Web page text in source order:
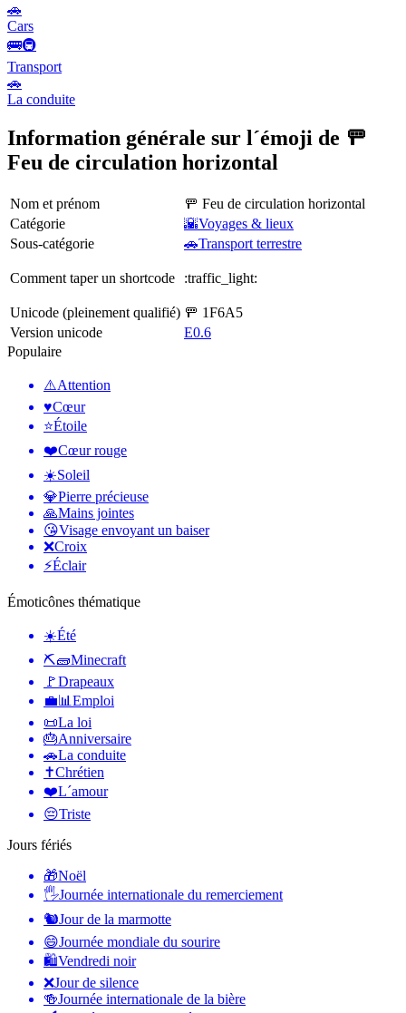
🚗
Cars
🚌🚇
Transport
🚗
La conduite
Information générale sur l´émoji de 🚥
Feu de circulation horizontal
Nom et prénom
🚥 Feu de circulation horizontal
Catégorie
🌇Voyages & lieux
Sous-catégorie
🚗Transport terrestre
Comment taper un shortcode :traffic_light:
Unicode (pleinement qualifié) 🚥 1F6A5
Version unicode
E0.6
Populaire
⚠️Attention
♥️Cœur
⭐Étoile
❤️Cœur rouge
☀️Soleil
💎Pierre précieuse
🙏Mains jointes
😘Visage envoyant un baiser
❌Croix
⚡Éclair
Émoticônes thématique
☀️Été
⛏🧱Minecraft
🚩Drapeaux
💼📊 Emploi
📜La loi
🎂Anniversaire
🚗La conduite
✝️Chrétien
❤️L´amour
😔Triste
Jours fériés
🎁Noël
🖐Journée internationale du remerciement
🐿Jour de la marmotte
😄Journée mondiale du sourire
🛍Vendredi noir
❌Jour de silence
🍻Journée internationale de la bière